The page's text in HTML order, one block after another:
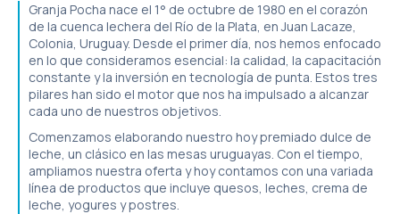
Granja Pocha nace el 1° de octubre de 1980 en el corazón
de la cuenca lechera del Río de la Plata, en Juan Lacaze,
Colonia, Uruguay. Desde el primer día, nos hemos enfocado
en lo que consideramos esencial: la calidad, la capacitación
constante y la inversión en tecnología de punta. Estos tres
pilares han sido el motor que nos ha impulsado a alcanzar
cada uno de nuestros objetivos.
Comenzamos elaborando nuestro hoy premiado dulce de
leche, un clásico en las mesas uruguayas. Con el tiempo,
ampliamos nuestra oferta y hoy contamos con una variada
línea de productos que incluye quesos, leches, crema de
leche, yogures y postres.